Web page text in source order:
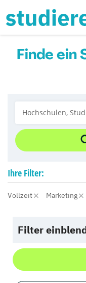
Finde ein
Ihre Filter:
Vollzeit Marketing
Filter